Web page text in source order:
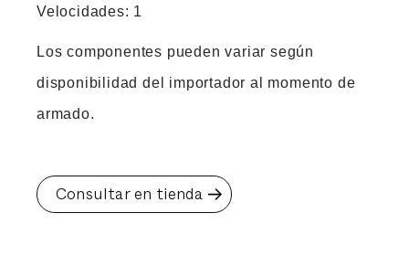
Velocidades: 1
Los componentes pueden variar según
disponibilidad del importador al momento de
armado.
Consultar en tienda